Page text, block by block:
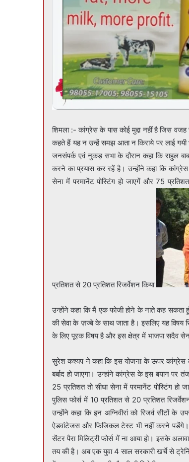
शिमला :- कांग्रेस के पास कोई मुद्दा नहीं है जिस वजह से झूठी बातों से जनता को भ्रमित करने का प्रयास कर रहें है। राहुल अपनी सभाओं में क्या
कहते हैं यह न उन्हें समझ आता न किराये पर लाई
जनसंपर्क एवं नुकड़ सभा के दौरान कहा कि राहुल
करने का प्रयास कर रहें है। उन्होंने कहा कि कांग्रेस
सेना में परमानेंट पोस्टिंग हो जाएगें और 75
प्रतिशत से 20 प्रतिशत रिजर्वेशन किया
उन्होंने कहा कि मैं एक फोजी होने के नाते कह सकता
की सेवा के ज़ज्बे के साथ जाता है। इसलिए यह विषय
के लिए पूरक विषय है और इस क्षेत्र में भाजपा सदैव
सुरेश कश्यप ने कहा कि इस योजना के ऊपर कांग्रेस
बर्बाद हो जाएगा। उन्हांने कांग्रेस के इस बयान
25 प्रतिशत तो सीधा सेना में परमानेंट पोस्टिंग
पुलिस फोर्स में 10 प्रतिशत से 20 प्रतिशत
उन्होंने कहा कि इन अग्निवीरां को रिजर्व सीटों
ऐडवांटेजस और फिजिकल टेस्ट भी नहीं करने पडेंगे।
सेंटर पैरा मिलिट्री फोर्स में ना आया हो। इसके
तय की है। अब एक युवा 4 साल सरकारी खर्चे से